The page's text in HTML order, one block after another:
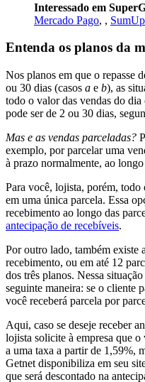
Interessado em
Mercado Pago, ,
Entenda os planos da
Nos planos em que o repasse
ou 30 dias (casos a e b), as
todo o valor das vendas do
pode ser de 2 ou 30 dias,
Mas e as vendas parceladas?
exemplo, por parcelar uma
à prazo normalmente, ao longo
Para você, lojista, porém,
em uma única parcela. Essa
recebimento ao longo das
antecipação de recebíveis.
Por outro lado, também existe
recebimento, ou em até 12
dos três planos. Nessa
seguinte maneira: se o cliente
você receberá parcela por
Aqui, caso se deseje receber
lojista solicite à empresa que
a uma taxa a partir de 1,59%,
Getnet disponibiliza em seu
que será descontado na